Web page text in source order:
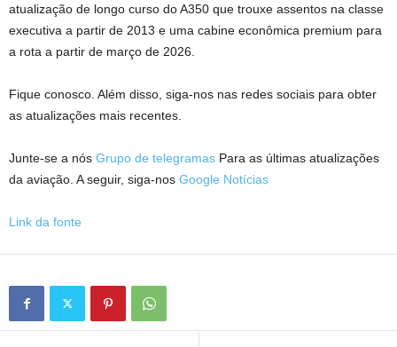
atualização de longo curso do A350 que trouxe assentos na classe
executiva a partir de 2013 e uma cabine econômica premium para
a rota a partir de março de 2026.
Fique conosco. Além disso, siga-nos nas redes sociais para obter
as atualizações mais recentes.
Junte-se a nós Grupo de telegramas Para as últimas atualizações
da aviação. A seguir, siga-nos Google Notícias
Link da fonte